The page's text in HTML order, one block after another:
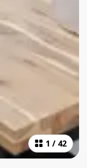
1 / 42